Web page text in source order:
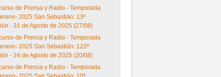
de Prensa y Radio - Temporada
2025 San Sebastián: 13ª
- 31 de Agosto de 2025 (27/08)
de Prensa y Radio - Temporada
2025 San Sebastián: 122ª
- 24 de Agosto de 2025 (20/08)
de Prensa y Radio - Temporada